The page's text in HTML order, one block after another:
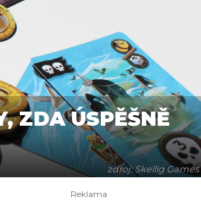
zdroj: Skellig Games
ZDA ÚSPĚŠNĚ